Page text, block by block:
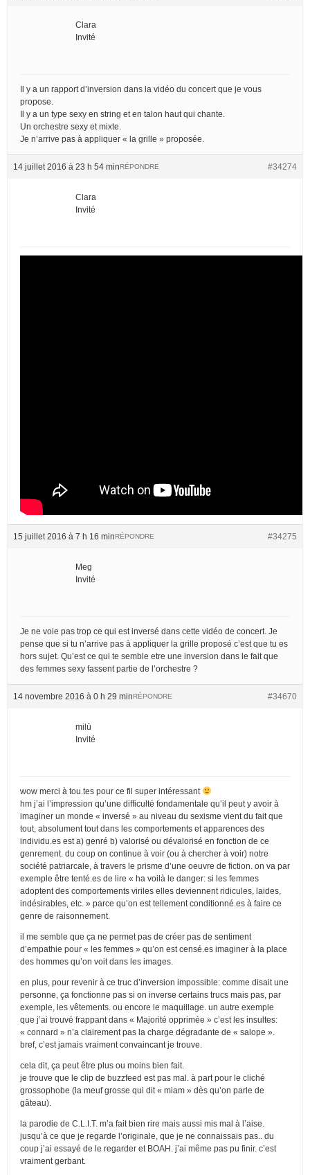
Clara
Invité
Il y a un rapport d’inversion dans la vidéo du concert que je vous
propose.
Il y a un type sexy en string et en talon haut qui chante.
Un orchestre sexy et mixte.
Je n’arrive pas à appliquer « la grille » proposée.
14 juillet 2016 à 23 h 54 min #34274
RÉPONDRE
Clara
Invité
15 juillet 2016 à 7 h 16 min #34275
RÉPONDRE
Meg
Invité
Je ne voie pas trop ce qui est inversé dans cette vidéo de concert. Je
pense que si tu n’arrive pas à appliquer la grille proposé c’est que tu es
hors sujet. Qu’est ce qui te semble etre une inversion dans le fait que
des femmes sexy fassent partie de l’orchestre ?
14 novembre 2016 à 0 h 29 min #34670
RÉPONDRE
milù
Invité
wow merci à tou.tes pour ce fil super intéressant
hm j’ai l’impression qu’une difficulté fondamentale qu’il peut y avoir à
imaginer un monde « inversé » au niveau du sexisme vient du fait que
tout, absolument tout dans les comportements et apparences des
individu.es est a) genré b) valorisé ou dévalorisé en fonction de ce
genrement. du coup on continue à voir (ou à chercher à voir) notre
société patriarcale, à travers le prisme d’une oeuvre de fiction. on va par
exemple être tenté.es de lire « ha voilà le danger: si les femmes
adoptent des comportements viriles elles deviennent ridicules, laides,
indésirables, etc. » parce qu’on est tellement conditionné.es à faire ce
genre de raisonnement.
il me semble que ça ne permet pas de créer pas de sentiment
d’empathie pour « les femmes » qu’on est censé.es imaginer à la place
des hommes qu’on voit dans les images.
en plus, pour revenir à ce truc d’inversion impossible: comme disait une
personne, ça fonctionne pas si on inverse certains trucs mais pas, par
exemple, les vêtements. ou encore le maquillage. un autre exemple
que j’ai trouvé frappant dans « Majorité opprimée » c’est les insultes:
« connard » n’a clairement pas la charge dégradante de « salope ».
bref, c’est jamais vraiment convaincant je trouve.
cela dit, ça peut être plus ou moins bien fait.
je trouve que le clip de buzzfeed est pas mal. à part pour le cliché
grossophobe (la meuf grosse qui dit « miam » dès qu’on parle de
gâteau).
la parodie de C.L.I.T. m’a fait bien rire mais aussi mis mal à l’aise.
jusqu’à ce que je regarde l’originale, que je ne connaissais pas.. du
coup j’ai essayé de le regarder et BOAH. j’ai même pas pu finir. c’est
vraiment gerbant.